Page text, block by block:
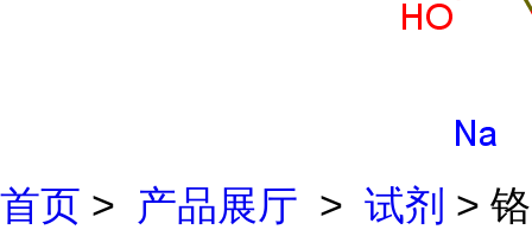
首页 > 产品展厅 > 试剂 > 铬